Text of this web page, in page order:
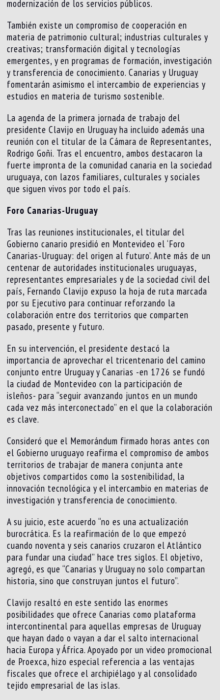
modernización de los servicios públicos.
También existe un compromiso de cooperación en
materia de patrimonio cultural; industrias culturales y
creativas; transformación digital y tecnologías
emergentes, y en programas de formación, investigación
y transferencia de conocimiento. Canarias y Uruguay
fomentarán asimismo el intercambio de experiencias y
estudios en materia de turismo sostenible.
La agenda de la primera jornada de trabajo del
presidente Clavijo en Uruguay ha incluido además una
reunión con el titular de la Cámara de Representantes,
Rodrigo Goñi. Tras el encuentro, ambos destacaron la
fuerte impronta de la comunidad canaria en la sociedad
uruguaya, con lazos familiares, culturales y sociales
que siguen vivos por todo el país.
Foro Canarias-Uruguay
Tras las reuniones institucionales, el titular del
Gobierno canario presidió en Montevideo el ‘Foro
Canarias-Uruguay: del origen al futuro’. Ante más de un
centenar de autoridades institucionales uruguayas,
representantes empresariales y de la sociedad civil del
país, Fernando Clavijo expuso la hoja de ruta marcada
por su Ejecutivo para continuar reforzando la
colaboración entre dos territorios que comparten
pasado, presente y futuro.
En su intervención, el presidente destacó la
importancia de aprovechar el tricentenario del camino
conjunto entre Uruguay y Canarias -en 1726 se fundó
la ciudad de Montevideo con la participación de
isleños- para “seguir avanzando juntos en un mundo
cada vez más interconectado” en el que la colaboración
es clave.
Consideró que el Memorándum firmado horas antes con
el Gobierno uruguayo reafirma el compromiso de ambos
territorios de trabajar de manera conjunta ante
objetivos compartidos como la sostenibilidad, la
innovación tecnológica y el intercambio en materias de
investigación y transferencia de conocimiento.
A su juicio, este acuerdo “no es una actualización
burocrática. Es la reafirmación de lo que empezó
cuando noventa y seis canarios cruzaron el Atlántico
para fundar una ciudad” hace tres siglos. El objetivo,
agregó, es que “Canarias y Uruguay no solo compartan
historia, sino que construyan juntos el futuro”.
Clavijo resaltó en este sentido las enormes
posibilidades que ofrece Canarias como plataforma
intercontinental para aquellas empresas de Uruguay
que hayan dado o vayan a dar el salto internacional
hacia Europa y África. Apoyado por un video promocional
de Proexca, hizo especial referencia a las ventajas
fiscales que ofrece el archipiélago y al consolidado
tejido empresarial de las islas.